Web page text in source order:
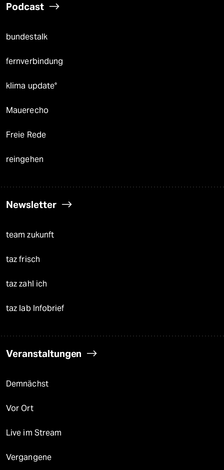
Podcast
bundestalk
fernverbindung
klima update°
Mauerecho
Freie Rede
reingehen
Newsletter
team zukunft
taz frisch
taz zahl ich
taz lab Infobrief
Veranstaltungen
Demnächst
Vor Ort
Live im Stream
Vergangene